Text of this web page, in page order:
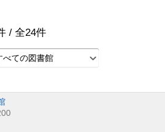
/ 全24件
べての図書館